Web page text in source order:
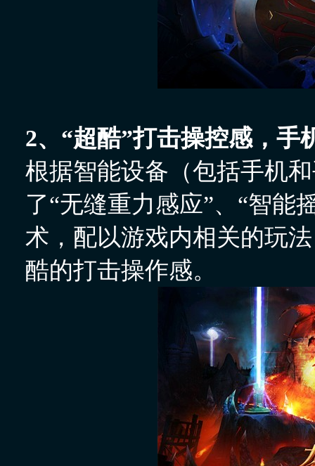
2、“超酷”打击操控感，手
根据智能设备（包括手机
了“无缝重力感应”、“智能
术，配以游戏内相关的玩
酷的打击操作感。